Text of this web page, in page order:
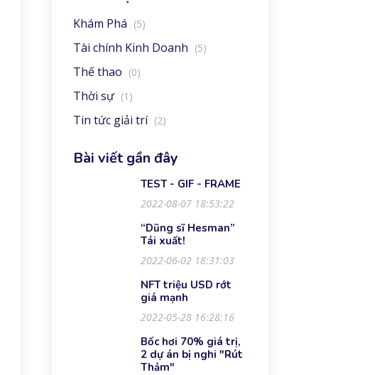
Khám Phá (5)
Tài chính Kinh Doanh (5)
Thế thao (0)
Thời sự (1)
Tin tức giải trí (2)
Bài viết gần đây
TEST - GIF - FRAME
2022-08-07 18:53:22
“Dũng sĩ Hesman”
Tái xuất!
2022-06-02 18:31:03
NFT triệu USD rớt
giá mạnh
2022-05-28 16:28:16
Bốc hơi 70% giá trị,
2 dự án bị nghi "Rút
Thảm"